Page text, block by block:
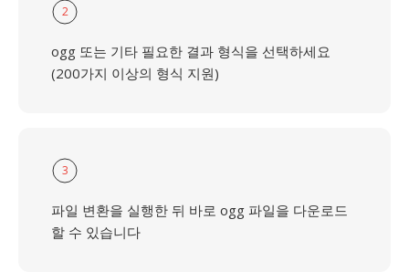
2
ogg 또는 기타 필요한 결과 형식을 선택하세요
(200가지 이상의 형식 지원)
3
파일 변환을 실행한 뒤 바로 ogg 파일을 다운로드
할 수 있습니다